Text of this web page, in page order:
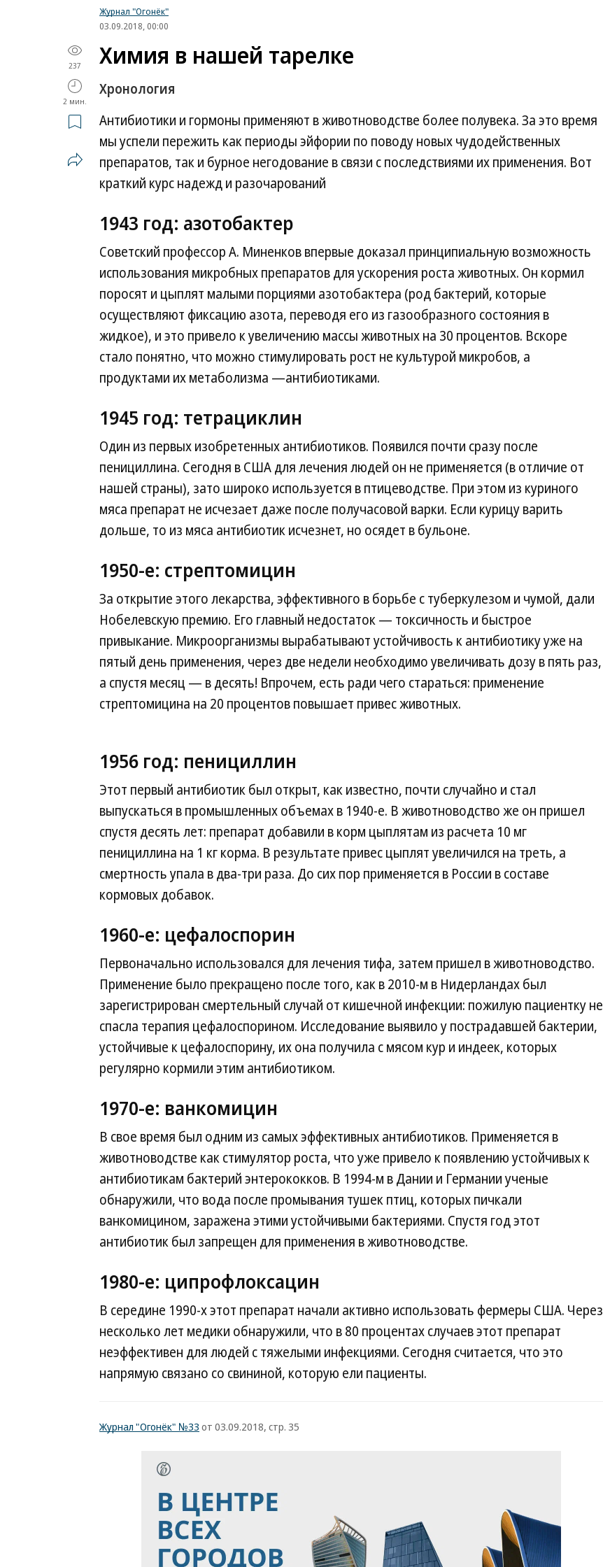
Журнал "Огонёк"
03.09.2018, 00:00
237
2 мин.
Химия в нашей тарелке
Хронология
Антибиотики и гормоны применяют в животноводстве более полувека. За это время
мы успели пережить как периоды эйфории по поводу новых чудодейственных
препаратов, так и бурное негодование в связи с последствиями их применения. Вот
краткий курс надежд и разочарований
1943 год: азотобактер
Советский профессор А. Миненков впервые доказал принципиальную возможность
использования микробных препаратов для ускорения роста животных. Он кормил
поросят и цыплят малыми порциями азотобактера (род бактерий, которые
осуществляют фиксацию азота, переводя его из газообразного состояния в
жидкое), и это привело к увеличению массы животных на 30 процентов. Вскоре
стало понятно, что можно стимулировать рост не культурой микробов, а
продуктами их метаболизма —антибиотиками.
1945 год: тетрациклин
Один из первых изобретенных антибиотиков. Появился почти сразу после
пенициллина. Сегодня в США для лечения людей он не применяется (в отличие от
нашей страны), зато широко используется в птицеводстве. При этом из куриного
мяса препарат не исчезает даже после получасовой варки. Если курицу варить
дольше, то из мяса антибиотик исчезнет, но осядет в бульоне.
1950-е: стрептомицин
За открытие этого лекарства, эффективного в борьбе с туберкулезом и чумой, дали
Нобелевскую премию. Его главный недостаток — токсичность и быстрое
привыкание. Микроорганизмы вырабатывают устойчивость к антибиотику уже на
пятый день применения, через две недели необходимо увеличивать дозу в пять раз,
а спустя месяц — в десять! Впрочем, есть ради чего стараться: применение
стрептомицина на 20 процентов повышает привес животных.
1956 год: пенициллин
Этот первый антибиотик был открыт, как известно, почти случайно и стал
выпускаться в промышленных объемах в 1940-е. В животноводство же он пришел
спустя десять лет: препарат добавили в корм цыплятам из расчета 10 мг
пенициллина на 1 кг корма. В результате привес цыплят увеличился на треть, а
смертность упала в два-три раза. До сих пор применяется в России в составе
кормовых добавок.
1960-е: цефалоспорин
Первоначально использовался для лечения тифа, затем пришел в животноводство.
Применение было прекращено после того, как в 2010-м в Нидерландах был
зарегистрирован смертельный случай от кишечной инфекции: пожилую пациентку не
спасла терапия цефалоспорином. Исследование выявило у пострадавшей бактерии,
устойчивые к цефалоспорину, их она получила с мясом кур и индеек, которых
регулярно кормили этим антибиотиком.
1970-е: ванкомицин
В свое время был одним из самых эффективных антибиотиков. Применяется в
животноводстве как стимулятор роста, что уже привело к появлению устойчивых к
антибиотикам бактерий энтерококков. В 1994-м в Дании и Германии ученые
обнаружили, что вода после промывания тушек птиц, которых пичкали
ванкомицином, заражена этими устойчивыми бактериями. Спустя год этот
антибиотик был запрещен для применения в животноводстве.
1980-е: ципрофлоксацин
В середине 1990-х этот препарат начали активно использовать фермеры США. Через
несколько лет медики обнаружили, что в 80 процентах случаев этот препарат
неэффективен для людей с тяжелыми инфекциями. Сегодня считается, что это
напрямую связано со свининой, которую ели пациенты.
Журнал "Огонёк" №33 от 03.09.2018, стр. 35